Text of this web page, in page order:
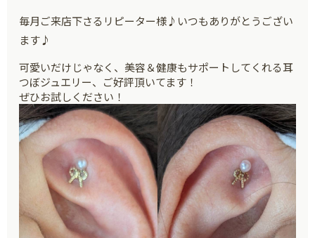
毎月ご来店下さるリピーター様♪いつもありがとうござい
ます♪
可愛いだけじゃなく、美容＆健康もサポートしてくれる耳
つぼジュエリー、ご好評頂いてます！
ぜひお試しください！